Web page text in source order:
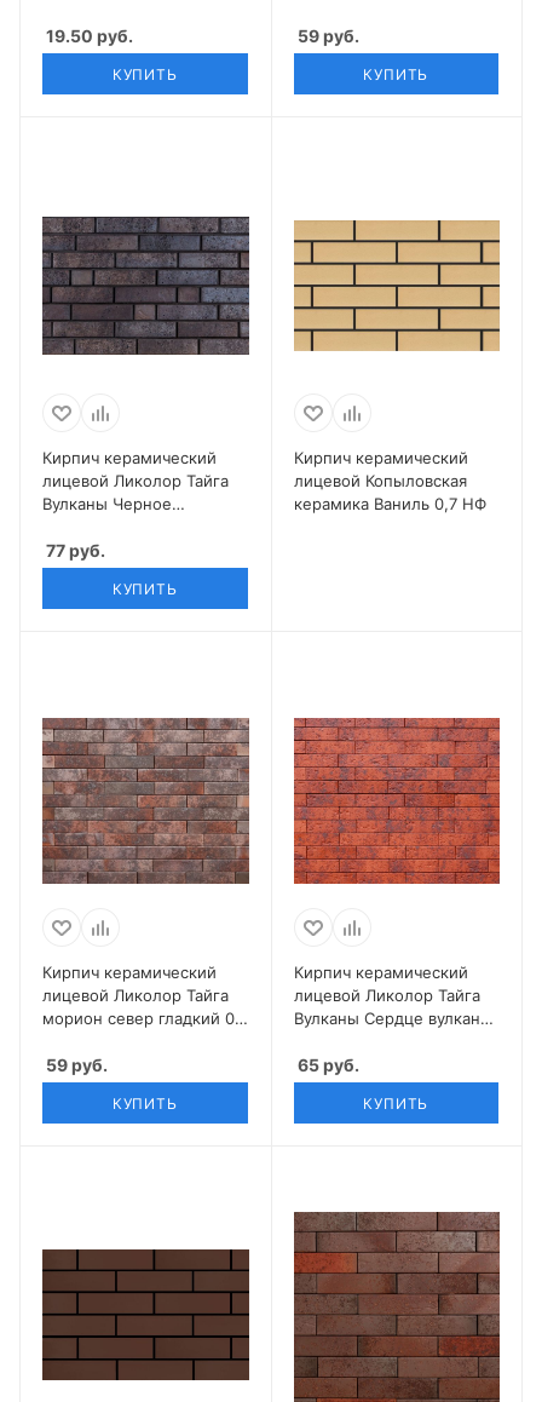
19.50 руб.
КУПИТЬ
59руб.
КУПИТЬ
Кирпич керамический
лицевой Ликолор Тайга
Вулканы Черное
77руб.
КУПИТЬ
Кирпич керамический
лицевой Копыловская
керамика Ваниль 0,7 НФ
Кирпич керамический
лицевой Ликолор Тайга
морион север гладкий 0,7
59руб.
КУПИТЬ
Кирпич керамический
лицевой Ликолор Тайга
Вулканы Сердце вулкана
65руб.
КУПИТЬ